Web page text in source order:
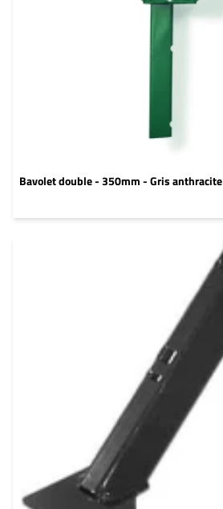
Bavolet double - 350mm - Gris anthracite